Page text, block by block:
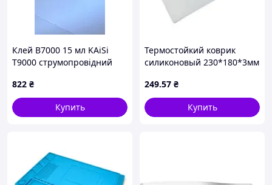
Клей B7000 15 мл KAiSi
T9000 струмопровідний
822 ₴
Купить
Термостойкий коврик
силиконовый 230*180*3мм
249.57 ₴
Купить